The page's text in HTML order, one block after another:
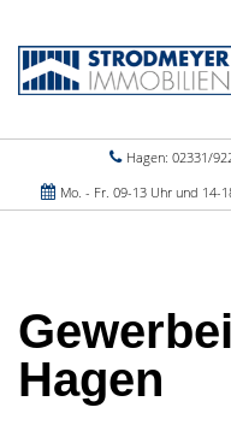
Hagen: 02331/
Mo. - Fr. 09-13 Uhr und 14-
Hagen